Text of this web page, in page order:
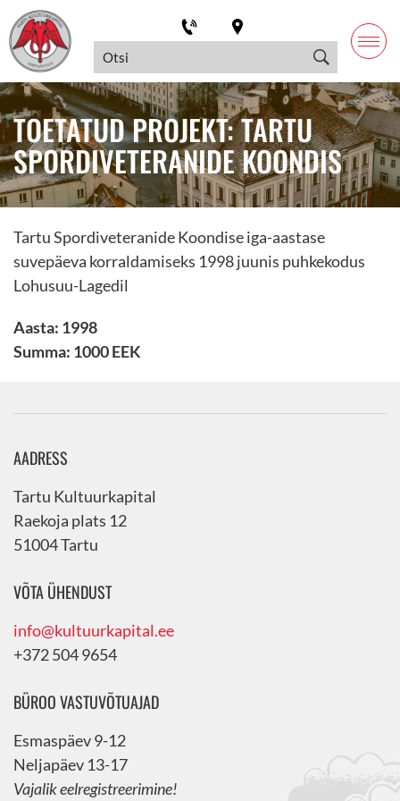
TOETATUD PROJEKT: TARTU
SPORDIVETERANIDE KOONDIS
Tartu Spordiveteranide Koondise iga-aastase
suvepäeva korraldamiseks 1998 juunis puhkekodus
Lohusuu-Lagedil
Aasta: 1998
Summa: 1000 EEK
AADRESS
Tartu Kultuurkapital
Raekoja plats 12
51004 Tartu
VÕTA ÜHENDUST
info@kultuurkapital.ee
+372 504 9654
BÜROO VASTUVÕTUAJAD
Esmaspäev 9-12
Neljapäev 13-17
Vajalik eelregistreerimine!